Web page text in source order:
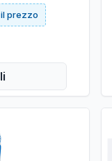
prezzo